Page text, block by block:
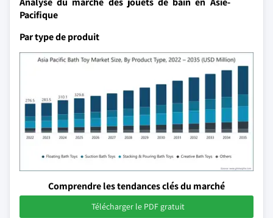
Pacifique
Par type de produit
Comprendre les tendances clés du marché
Télécharger le PDF gratuit